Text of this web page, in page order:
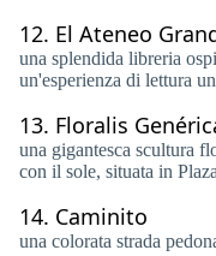
12. El Ateneo
una splendida libreria
un'esperienza di lettura
13. Floralis
una gigantesca scultura
con il sole, situata in
14. Caminito
una colorata strada